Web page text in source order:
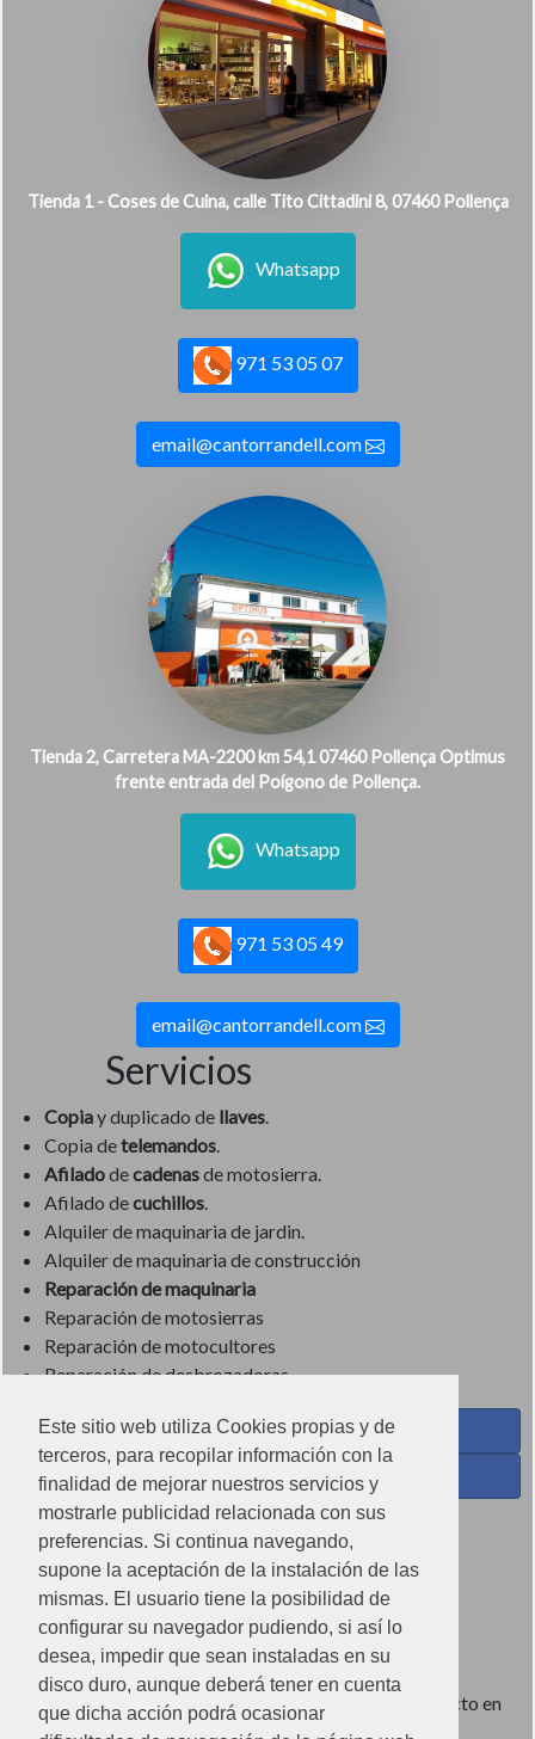
Este sitio web utiliza Cookies propias y de
terceros, para recopilar información con la
finalidad de mejorar nuestros servicios y
mostrarle publicidad relacionada con sus
preferencias. Si continua navegando,
supone la aceptación de la instalación de las
mismas. El usuario tiene la posibilidad de
configurar su navegador pudiendo, si así lo
desea, impedir que sean instaladas en su
disco duro, aunque deberá tener en cuenta
que dicha acción podrá ocasionar
Tienda 1 - Coses de Cuina, calle Tito Cittadini 8, 07460 Pollença
Whatsapp
971 53 05 07
email@cantorrandell.com
Tienda 2, Carretera MA-2200 km 54,1 07460 Pollença Optimus
frente entrada del Poígono de Pollença.
Whatsapp
971 53 05 49
email@cantorrandell.com
Servicios
Copiay duplicado de llaves.
Copia detelemandos.
Afiladodecadenasde motosierra.
Afilado decuchillos.
Alquiler de maquinaria de jardin.
Alquiler de maquinaria de construcción
Reparación de maquinaria
Reparación de motosierras
Reparación de motocultores
Reparación de desbrozadoras
Coses de Cuina - Menaje y hogar en Facebook
Ferreteria Torrandell en Facebook
Coses de Cuina en Instagram
Condiciones de uso
Poítica de redes sociales
Política de cookies
Imágenes no contractuales, pueden diferir de producto en
tienda.